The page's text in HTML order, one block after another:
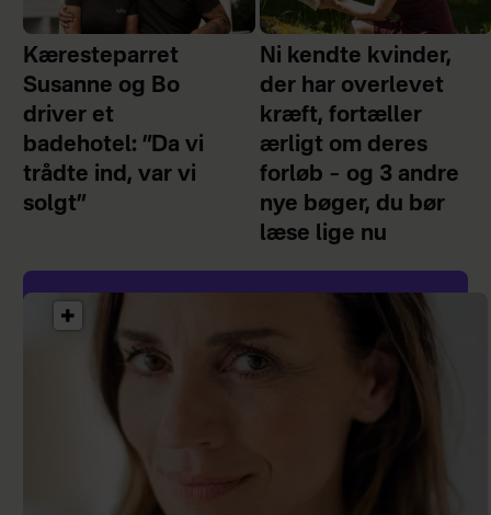
Kæresteparret
Susanne og Bo
driver et
badehotel: ”Da vi
trådte ind, var vi
solgt”
Ni kendte kvinder,
der har overlevet
kræft, fortæller
ærligt om deres
forløb – og 3 andre
nye bøger, du bør
læse lige nu